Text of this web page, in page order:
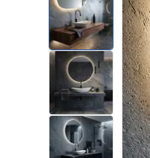
Drzwi
Brodziki
Odpływy